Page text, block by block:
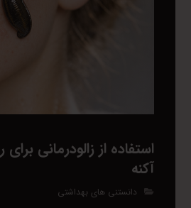
استفاده از زالودرمانی
آکنه
دانستنی های بهداشتی